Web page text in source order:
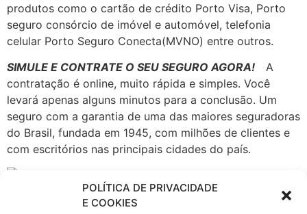
POLÍTICA DE PRIVACIDADE
E COOKIES
produtos como o cartão de crédito Porto Visa, Porto
seguro consórcio de imóvel e automóvel, telefonia
celular Porto Seguro Conecta(MVNO) entre outros.
SIMULE E CONTRATE O SEU SEGURO AGORA!
A
contratação é online, muito rápida e simples. Você
levará apenas alguns minutos para a conclusão. Um
seguro com a garantia de uma das maiores seguradoras
do Brasil, fundada em 1945, com milhões de clientes e
com escritórios nas principais cidades do país.
ramos de Seguros, Patrimoniais e
de Pessoas, seguro Automóvel, Saúde Empresarial,